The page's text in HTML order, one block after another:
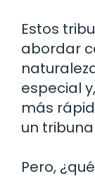
Estos
abordar
especial
más
un
Pero,